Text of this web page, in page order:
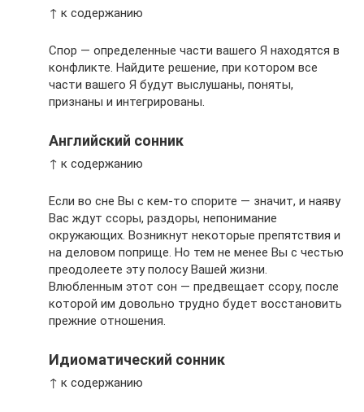
↑ к содержанию
Спор — определенные части вашего Я находятся в
конфликте. Найдите решение, при котором все
части вашего Я будут выслушаны, поняты,
признаны и интегрированы.
Английский сонник
↑ к содержанию
Если во сне Вы с кем-то спорите — значит, и наяву
Вас ждут ссоры, раздоры, непонимание
окружающих. Возникнут некоторые препятствия и
на деловом поприще. Но тем не менее Вы с честью
преодолеете эту полосу Вашей жизни.
Влюбленным этот сон — предвещает ссору, после
которой им довольно трудно будет восстановить
прежние отношения.
Идиоматический сонник
↑ к содержанию